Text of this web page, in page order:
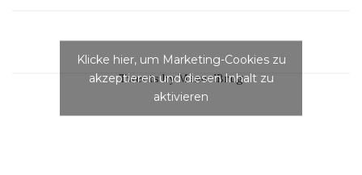
Tweets by ManuelBrug
Klicke hier, um Marketing-Cookies zu
akzeptieren und diesen Inhalt zu
aktivieren